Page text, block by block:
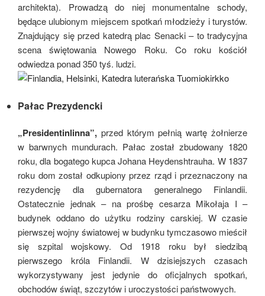
architekta). Prowadzą do niej monumentalne schody,
będące ulubionym miejscem spotkań młodzieży i turystów.
Znajdujący się przed katedrą plac Senacki – to tradycyjna
scena świętowania Nowego Roku. Co roku kościół
odwiedza ponad 350 tyś. ludzi.
Pałac Prezydencki
„Presidentinlinna”, przed którym pełnią wartę żołnierze
w barwnych mundurach. Pałac został zbudowany 1820
roku, dla bogatego kupca Johana Heydenshtrauha. W 1837
roku dom został odkupiony przez rząd i przeznaczony na
rezydencję dla gubernatora generalnego Finlandii.
Ostatecznie jednak – na prośbę cesarza Mikołaja I –
budynek oddano do użytku rodziny carskiej. W czasie
pierwszej wojny światowej w budynku tymczasowo mieścił
się szpital wojskowy. Od 1918 roku był siedzibą
pierwszego króla Finlandii. W dzisiejszych czasach
wykorzystywany jest jedynie do oficjalnych spotkań,
obchodów świąt, szczytów i uroczystości państwowych.